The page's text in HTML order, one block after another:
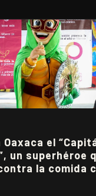
Oaxaca el
un superhéroe
la comida